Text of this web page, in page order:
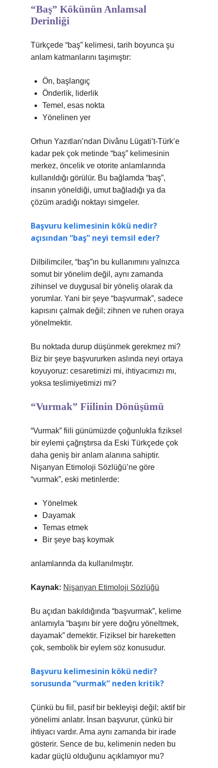
“Baş” Kökünün Anlamsal
Derinliği
Türkçede “baş” kelimesi, tarih boyunca şu
anlam katmanlarını taşımıştır:
Ön, başlangıç
Önderlik, liderlik
Temel, esas nokta
Yönelinen yer
Orhun Yazıtları’ndan Divânu Lügati’t-Türk’e
kadar pek çok metinde “baş” kelimesinin
merkez, öncelik ve otorite anlamlarında
kullanıldığı görülür. Bu bağlamda “baş”,
insanın yöneldiği, umut bağladığı ya da
çözüm aradığı noktayı simgeler.
Başvuru kelimesinin kökü nedir?
açısından “baş” neyi temsil eder?
Dilbilimciler, “baş”ın bu kullanımını yalnızca
somut bir yönelim değil, aynı zamanda
zihinsel ve duygusal bir yöneliş olarak da
yorumlar. Yani bir şeye “başvurmak”, sadece
kapısını çalmak değil; zihnen ve ruhen oraya
yönelmektir.
Bu noktada durup düşünmek gerekmez mi?
Biz bir şeye başvururken aslında neyi ortaya
koyuyoruz: cesaretimizi mi, ihtiyacımızı mı,
yoksa teslimiyetimizi mi?
“Vurmak” Fiilinin Dönüşümü
“Vurmak” fiili günümüzde çoğunlukla fiziksel
bir eylemi çağrıştırsa da Eski Türkçede çok
daha geniş bir anlam alanına sahiptir.
Nişanyan Etimoloji Sözlüğü’ne göre
“vurmak”, eski metinlerde:
Yönelmek
Dayamak
Temas etmek
Bir şeye baş koymak
anlamlarında da kullanılmıştır.
Kaynak: Nişanyan Etimoloji Sözlüğü
Bu açıdan bakıldığında “başvurmak”, kelime
anlamıyla “başını bir yere doğru yöneltmek,
dayamak” demektir. Fiziksel bir hareketten
çok, sembolik bir eylem söz konusudur.
Başvuru kelimesinin kökü nedir?
sorusunda “vurmak” neden kritik?
Çünkü bu fiil, pasif bir bekleyişi değil; aktif bir
yönelimi anlatır. İnsan başvurur, çünkü bir
ihtiyacı vardır. Ama aynı zamanda bir irade
gösterir. Sence de bu, kelimenin neden bu
kadar güçlü olduğunu açıklamıyor mu?